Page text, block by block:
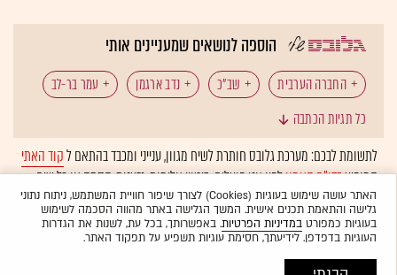
הוספה לנושאים שמעניינים אותי
החברה הערבית שב"כ נדב ארגמן עמר בר-לב
כל תגיות הכתבה
לתשומת לבכם: מערכת גלובס חותרת לשיח מגוון, ענייני ומכבד בהתאם לקוד האתי
המופיעבדו"ח האמוןלפיו אנו פועלים. ביטויי אלימות, גזענות, הסתה או כל שיח
בלתי הולם אחר מסוננים בצורהאוטומטיתולא יפורסמו באתר.
האתר עושה שימוש בעוגיות (Cookies) לצורך שיפור חוויית המשתמש, ניתוח נתוני
גלישה והתאמת תכנים אישית. המשך הגלישה באתר מהווה הסכמה לשימוש
בעוגיות כמפורטבמדיניות הפרטיות. באפשרותך, בכל עת, לשנות את הגדרות
העוגיות בדפדפן. לידיעתך, חסימת עוגיות תשפיע על תפקוד האתר.